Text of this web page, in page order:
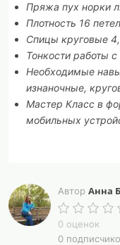
Пряжа пух норки
Плотность 16
Спицы круговые
Тонкости работы
Необходимые
изнаночные,
Мастер Класс в
мобильных
Автор Анна
0 оценок
0